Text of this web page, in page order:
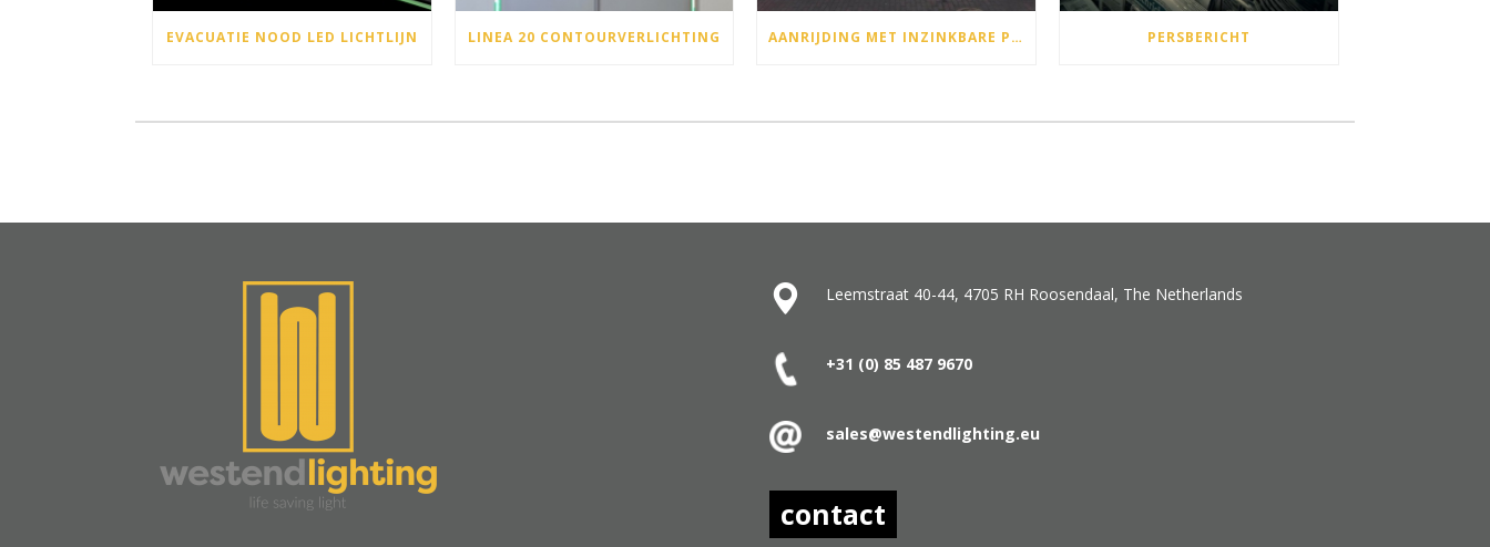
EVACUATIE NOOD LED LICHTLIJN LINEA 20 CONTOURVERLICHTING AANRIJDING MET INZINKBARE PAAL PERSBERICHT
Leemstraat 40-44, 4705 RH Roosendaal, The Netherlands
+31 (0) 85 487 9670
sales@westendlighting.eu
contact